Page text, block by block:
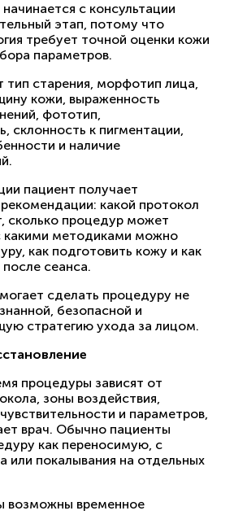
с консультации
этап, потому что
требует точной оценки кожи
параметров.
тип старения, морфотип лица,
кожи, выраженность
фототип,
склонность к пигментации,
и наличие
пациент получает
какой протокол
сколько процедур может
какими методиками можно
как подготовить кожу и как
сеанса.
сделать процедуру не
безопасной и
стратегию ухода за лицом.
процедуры зависят от
зоны воздействия,
и параметров,
врач. Обычно пациенты
как переносимую, с
или покалывания на отдельных
возможны временное